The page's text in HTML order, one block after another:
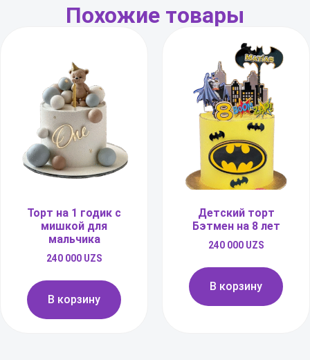
Похожие товары
Торт на 1 годик с
мишкой для
мальчика
240 000 UZS
В корзину
Детский торт
Бэтмен на 8 лет
240 000 UZS
В корзину